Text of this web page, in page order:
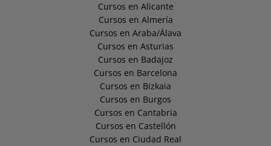
Cursos en Alicante
Cursos en Almería
Cursos en Araba/Álava
Cursos en Asturias
Cursos en Badajoz
Cursos en Barcelona
Cursos en Bizkaia
Cursos en Burgos
Cursos en Cantabria
Cursos en Castellón
Cursos en Ciudad Real